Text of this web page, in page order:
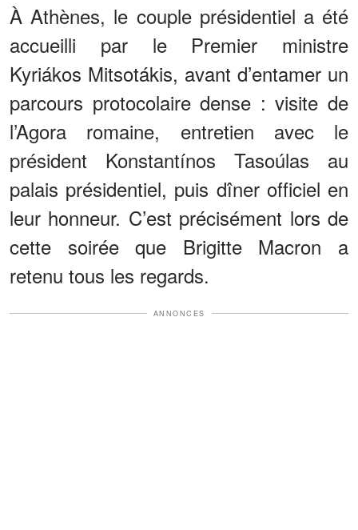
À Athènes, le couple présidentiel a été
accueilli par le Premier ministre
Kyriákos Mitsotákis, avant d’entamer un
parcours protocolaire dense : visite de
l’Agora romaine, entretien avec le
président Konstantínos Tasoúlas au
palais présidentiel, puis dîner officiel en
leur honneur. C’est précisément lors de
cette soirée que Brigitte Macron a
retenu tous les regards.
ANNONCES